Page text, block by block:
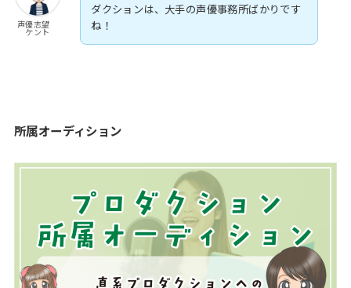
声優志望
ケント
ダクションは、大手の声優事務所ばかりです
ね！
所属オーディション